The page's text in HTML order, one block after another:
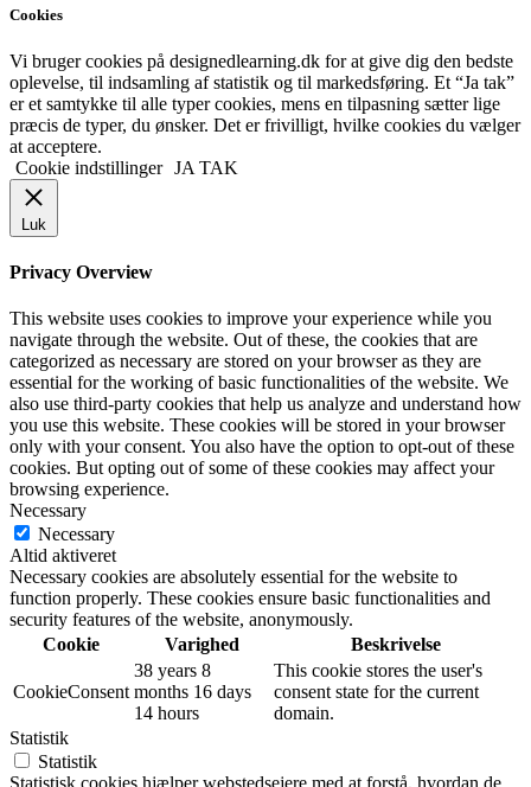
Cookies
Vi bruger cookies på designedlearning.dk for at give dig den bedste
oplevelse, til indsamling af statistik og til markedsføring. Et “Ja tak”
er et samtykke til alle typer cookies, mens en tilpasning sætter lige
præcis de typer, du ønsker. Det er frivilligt, hvilke cookies du vælger
at acceptere.
Cookie indstillinger JA TAK
Luk
Privacy Overview
This website uses cookies to improve your experience while you
navigate through the website. Out of these, the cookies that are
categorized as necessary are stored on your browser as they are
essential for the working of basic functionalities of the website. We
also use third-party cookies that help us analyze and understand how
you use this website. These cookies will be stored in your browser
only with your consent. You also have the option to opt-out of these
cookies. But opting out of some of these cookies may affect your
browsing experience.
Necessary
Necessary
Altid aktiveret
Necessary cookies are absolutely essential for the website to
function properly. These cookies ensure basic functionalities and
security features of the website, anonymously.
Cookie
Varighed Beskrivelse
CookieConsent
38 years 8
months 16 days
14 hours
This cookie stores the user's
consent state for the current
domain.
Statistik
Statistik